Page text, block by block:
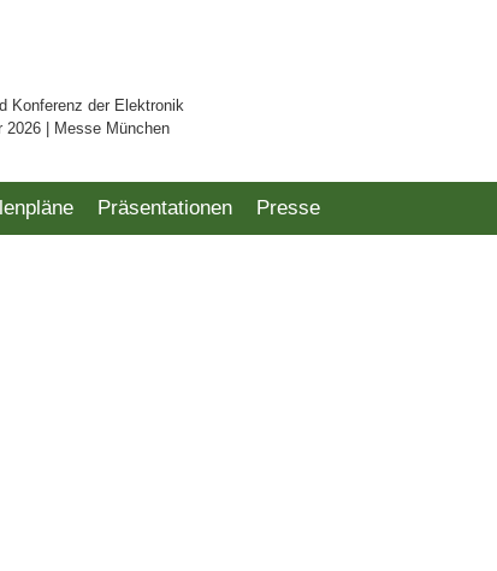
Konferenz der Elektronik
2026 | Messe München
Präsentationen Presse